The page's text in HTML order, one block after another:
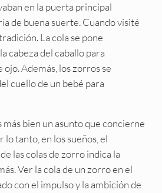
en la puerta principal
de buena suerte. Cuando visité
La cola se pone
cabeza del caballo para
Además, los zorros se
cuello de un bebé para
más bien un asunto que concierne
tanto, en los sueños, el
las colas de zorro indica la
Ver la cola de un zorro en el
con el impulso y la ambición de